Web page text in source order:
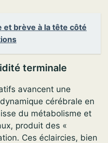
et brève à la tête côté
terminale
avancent une
cérébrale en
du métabolisme et
produit des «
Ces éclaircies, bien